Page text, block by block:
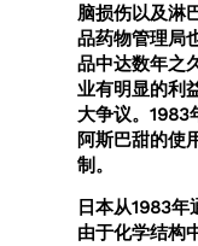
脑损伤以及淋
品药物管理局
品中达数年之
业有明显的利
大争议。1983
阿斯巴甜的使
制。
日本从1983年
由于化学结构